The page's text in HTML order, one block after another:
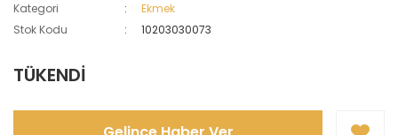
Kategori
Ekmek
Stok Kodu
10203030073
TÜKENDİ